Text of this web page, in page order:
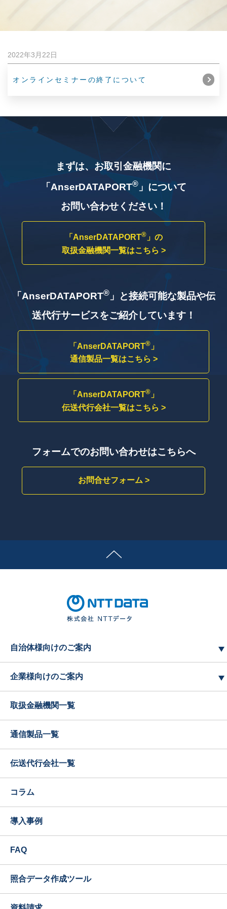
2022年3月22日
オンラインセミナーの終了について
まずは、お取引金融機関に
「AnserDATAPORT®」について
お問い合わせください！
「AnserDATAPORT®」の
取扱金融機関一覧はこちら >
「AnserDATAPORT®」と接続可能な製品や伝
送代行サービスをご紹介しています！
「AnserDATAPORT®」
通信製品一覧はこちら >
「AnserDATAPORT®」
伝送代行会社一覧はこちら >
フォームでのお問い合わせはこちらへ
お問合せフォーム >
自治体様向けのご案内
企業様向けのご案内
取扱金融機関一覧
通信製品一覧
伝送代行会社一覧
コラム
導入事例
FAQ
照合データ作成ツール